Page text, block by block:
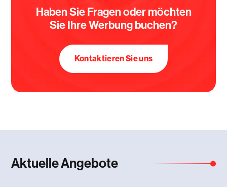
Haben Sie Fragen oder möchten
Sie Ihre Werbung buchen?
Kontaktieren Sie uns
Aktuelle Angebote